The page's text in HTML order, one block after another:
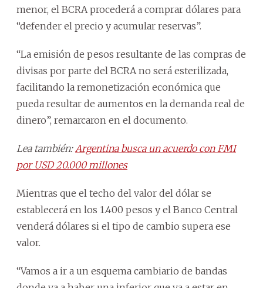
menor, el BCRA procederá a comprar dólares para
“defender el precio y acumular reservas”.
“La emisión de pesos resultante de las compras de
divisas por parte del BCRA no será esterilizada,
facilitando la remonetización económica que
pueda resultar de aumentos en la demanda real de
dinero”, remarcaron en el documento.
Lea también: Argentina busca un acuerdo con FMI
por USD 20.000 millones
Mientras que el techo del valor del dólar se
establecerá en los 1.400 pesos y el Banco Central
venderá dólares si el tipo de cambio supera ese
valor.
“Vamos a ir a un esquema cambiario de bandas